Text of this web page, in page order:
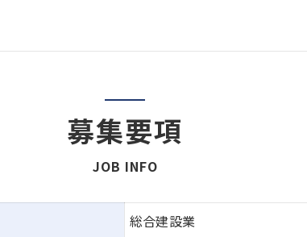
募集要項
JOB INFO
総合建設業